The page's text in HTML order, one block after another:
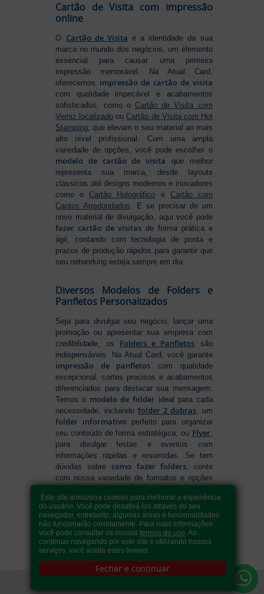
Cartão de Visita com impressão
online
O Cartão de Visita é a identidade da sua
marca no mundo dos negócios, um elemento
essencial para causar uma primeira
impressão memorável. Na Atual Card,
oferecemos impressão de cartão de visita
com qualidade impecável e acabamentos
sofisticados, como o Cartão de Visita com
Verniz localizado ouCartão de Visita com Hot
Stamping , que elevam o seu material ao mais
alto nível profissional. Com uma ampla
variedade de opções, você pode escolher o
modelo de cartão de visita que melhor
representa sua marca, desde layouts
clássicos até designs modernos e inovadores
como oCartão Holográfico e Cartão com
Cantos Arredondados . E se precisar de um
novo material de divulgação, aqui você pode
fazer cartão de visitas de forma prática e
ágil, contando com tecnologia de ponta e
prazos de produção rápidos para garantir que
seu networking esteja sempre em dia.
Diversos Modelos de Folders e
Panfletos Personalizados
Seja para divulgar seu negócio, lançar uma
promoção ou apresentar sua empresa com
credibilidade, os Folders e Panfletos são
indispensáveis. Na Atual Card, você garante
impressão de panfletos com qualidade
excepcional, cortes precisos e acabamentos
diferenciados para destacar sua mensagem.
Temos o modelo de folder ideal para cada
necessidade, incluindofolder 2 dobras, um
folder informativo perfeito para organizar
seu conteúdo de forma estratégica, ou Flyer
para divulgar festas e eventos com
informações rápidas e resumidas. Se tem
dúvidas sobrecomo fazer folders, conte
com nossa variedade de formatos e opções
destaca. Produção ágil, entrega rápida e
qualidade garantida para levar sua
comunicação a outro nível!
Este site armazena cookies para melhorar a experiência
do usuário. Você pode desativá-los através do seu
navegador, entretanto, algumas áreas e funcionalidades
não funcionarão corretamente. Para mais informações
você pode consultar os nossostermos de uso. Ao
continuar navegando por este site e utilizando nossos
serviços, você aceita estes termos.
Fechar e continuar